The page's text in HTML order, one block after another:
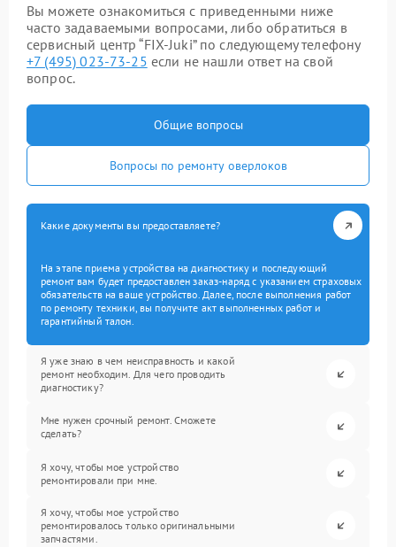
Вы можете ознакомиться с приведенными ниже
часто задаваемыми вопросами, либо обратиться в
сервисный центр “FIX-Juki” по следующему телефону
+7 (495) 023-73-25 если не нашли ответ на свой
вопрос.
Общие вопросы
Вопросы по ремонту оверлоков
Какие документы вы предоставляете?
На этапе приема устройства на диагностику и последующий
ремонт вам будет предоставлен заказ-наряд с указанием страховых
обязательств на ваше устройство. Далее, после выполнения работ
по ремонту техники, вы получите акт выполненных работ и
гарантийный талон.
Я уже знаю в чем неисправность и какой
ремонт необходим. Для чего проводить
диагностику?
Мне нужен срочный ремонт. Сможете
сделать?
Я хочу, чтобы мое устройство
ремонтировали при мне.
Я хочу, чтобы мое устройство
ремонтировалось только оригинальными
запчастями.